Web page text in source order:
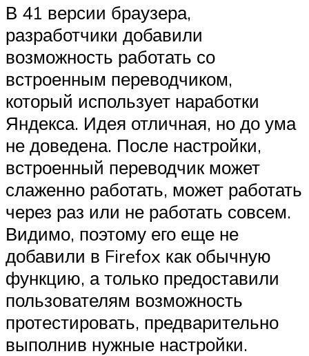
В 41 версии браузера,
разработчики добавили
возможность работать со
встроенным переводчиком,
который использует наработки
Яндекса. Идея отличная, но до ума
не доведена. После настройки,
встроенный переводчик может
слаженно работать, может работать
через раз или не работать совсем.
Видимо, поэтому его еще не
добавили в Firefox как обычную
функцию, а только предоставили
пользователям возможность
протестировать, предварительно
выполнив нужные настройки.